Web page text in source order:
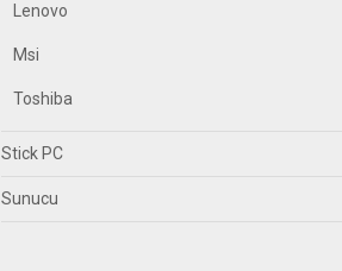
Lenovo
Msi
Toshiba
Stick PC
Sunucu